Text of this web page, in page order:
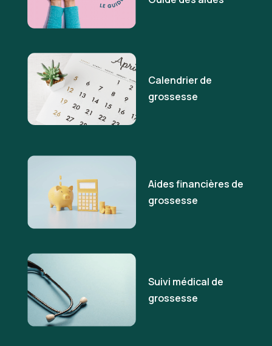
Calendrier de
grossesse
Aides financières de
grossesse
Suivi médical de
grossesse